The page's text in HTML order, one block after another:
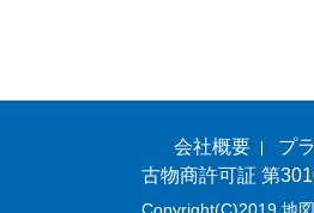
会社概要
プ
古物商許可証 第